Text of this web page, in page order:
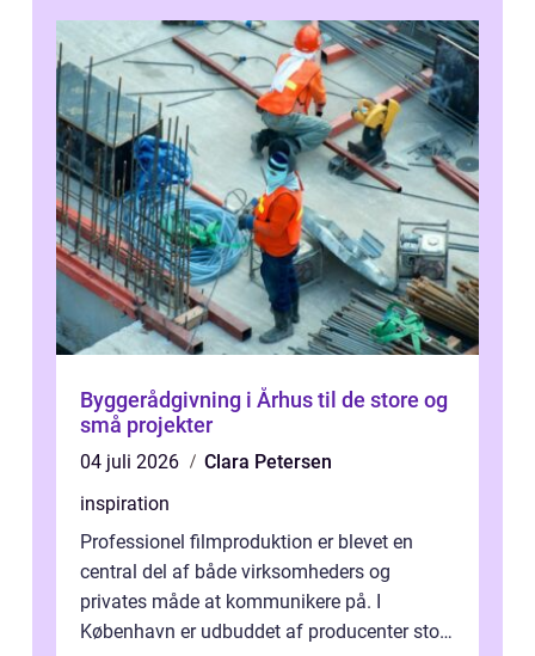
Byggerådgivning i Århus til de store og
små projekter
04 juli 2026
Clara Petersen
inspiration
Professionel filmproduktion er blevet en
central del af både virksomheders og
privates måde at kommunikere på. I
København er udbuddet af producenter stort,